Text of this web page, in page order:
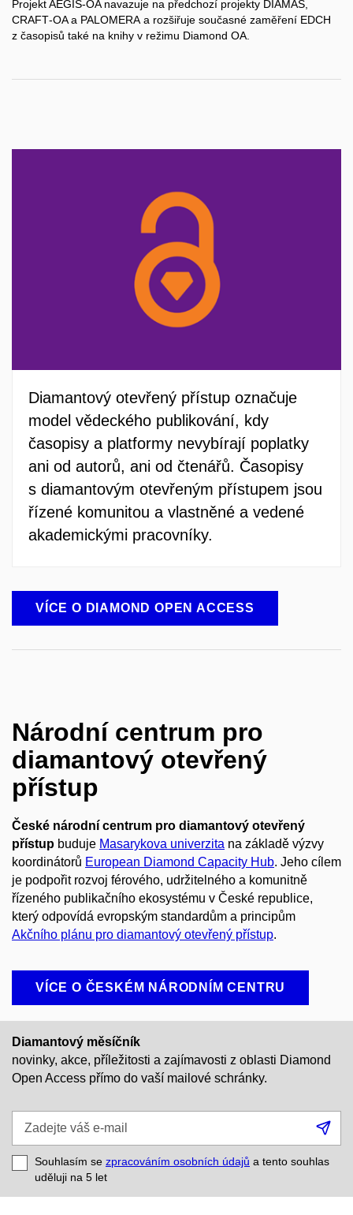
Projekt AEGIS‑OA navazuje na předchozí projekty DIAMAS,
CRAFT‑OA a PALOMERA a rozšiřuje současné zaměření EDCH
z časopisů také na knihy v režimu Diamond OA.
Diamantový otevřený přístup označuje
model vědeckého publikování, kdy
časopisy a platformy nevybírají poplatky
ani od autorů, ani od čtenářů. Časopisy
s diamantovým otevřeným přístupem jsou
řízené komunitou a vlastněné a vedené
akademickými pracovníky.
VÍCE O DIAMOND OPEN ACCESS
Národní centrum pro
diamantový otevřený
přístup
České národní centrum pro diamantový otevřený
přístup buduje Masarykova univerzita na základě výzvy
koordinátorů European Diamond Capacity Hub. Jeho cílem
je podpořit rozvoj férového, udržitelného a komunitně
řízeného publikačního ekosystému v České republice,
který odpovídá evropským standardům a principům
Akčního plánu pro diamantový otevřený přístup.
VÍCE O ČESKÉM NÁRODNÍM CENTRU
Diamantový měsíčník
novinky, akce, příležitosti a zajímavosti z oblasti Diamond
Open Access přímo do vaší mailové schránky.
e-
mail
Souhlasím se zpracováním osobních údajů a tento souhlas
uděluji na 5 let